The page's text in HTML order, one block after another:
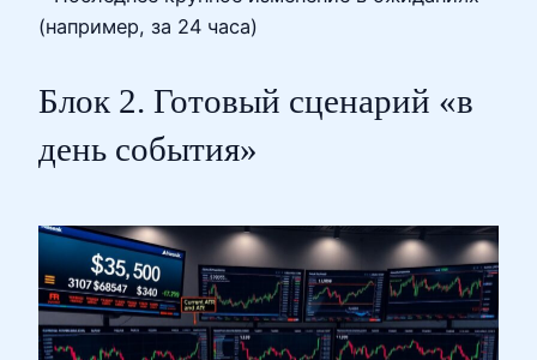
(например, за 24 часа)
Блок 2. Готовый сценарий «в
день события»